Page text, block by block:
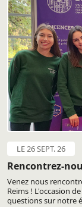
LE 26 SEPT. 26
Rencontrez-
Venez nous
Reims ! L'occasion
questions sur notre